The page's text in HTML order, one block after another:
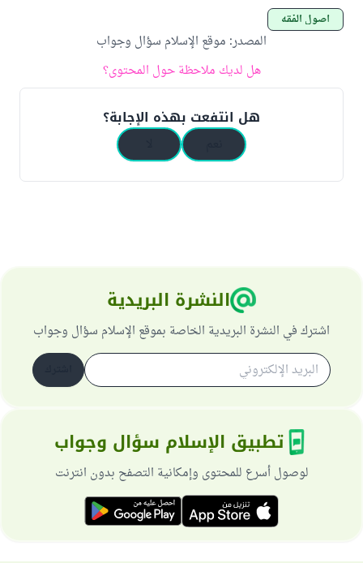
أصول الفقه
المصدر: موقع الإسلام سؤال وجواب
هل لديك ملاحظة حول المحتوى؟
هل انتفعت بهذه الإجابة؟
النشرة البريدية
اشترك في النشرة البريدية الخاصة بموقع الإسلام سؤال وجواب
تطبيق الإسلام سؤال وجواب
لوصول أسرع للمحتوى وإمكانية التصفح بدون انترنت